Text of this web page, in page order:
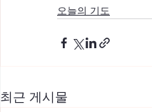
오늘의 기도
최근 게시물